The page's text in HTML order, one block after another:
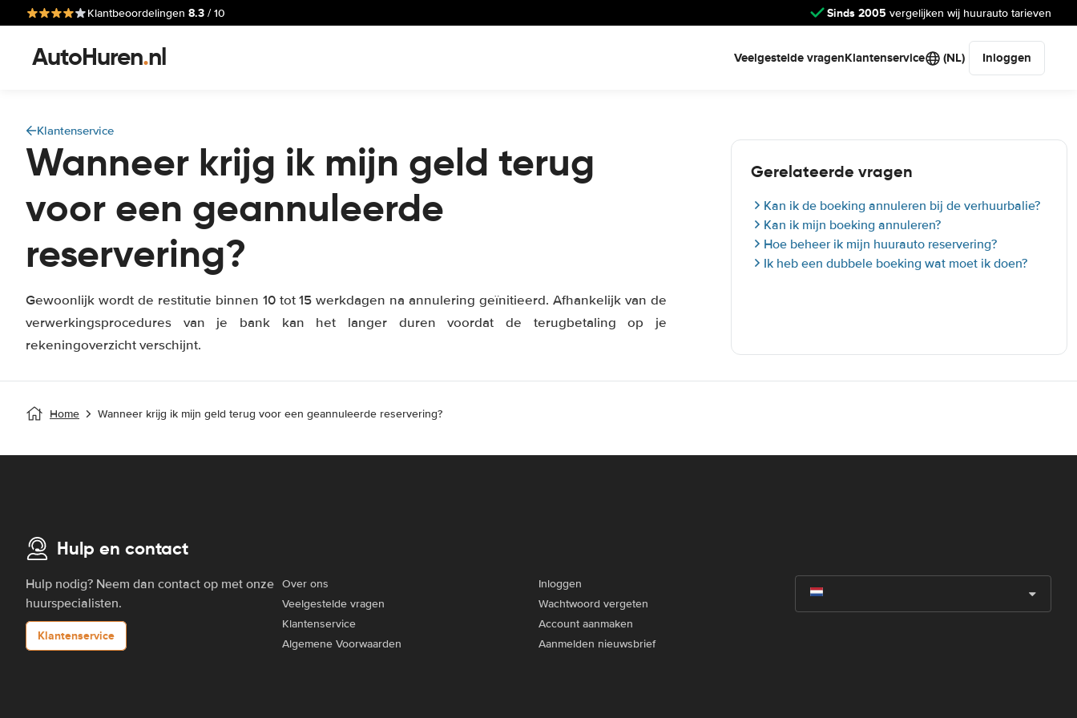
Klantbeoordelingen 8.3 / 10 Sinds 2005 vergelijken wij huurauto tarieven
AutoHuren.nl Veelgestelde vragenKlantenservice (NL) Inloggen
Klantenservice
Wanneer krijg ik mijn geld terug
voor een geannuleerde
reservering?
Gewoonlijk wordt de restitutie binnen 10 tot 15 werkdagen na annulering geïnitieerd. Afhankelijk van de
verwerkingsprocedures van je bank kan het langer duren voordat de terugbetaling op je
rekeningoverzicht verschijnt.
Gerelateerde vragen
Kan ik de boeking annuleren bij de verhuurbalie?
Kan ik mijn boeking annuleren?
Hoe beheer ik mijn huurauto reservering?
Ik heb een dubbele boeking wat moet ik doen?
Home Wanneer krijg ik mijn geld terug voor een geannuleerde reservering?
Hulp en contact
Hulp nodig? Neem dan contact op met onze
huurspecialisten.
Klantenservice
Over ons
Veelgestelde vragen
Klantenservice
Algemene Voorwaarden
Inloggen
Wachtwoord vergeten
Account aanmaken
Aanmelden nieuwsbrief